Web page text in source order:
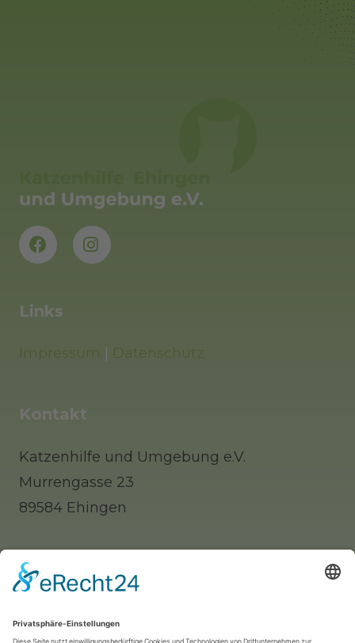
Links
Impressum Datenschutz
Kontakt
Katzenhilfe und Umgebung e.V.
Murrengasse 23
89584 Ehingen
Tel: 0 73 91 / 77 0 88 65 (Telefonisch erst
nachmittags zu erreichen)
Whatsapp: 0177 / 9140312 (nur für Notfälle!)